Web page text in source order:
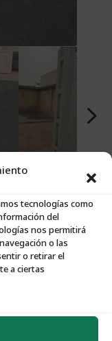
tecnologías como
del
nos permitirá
o las
o retirar el
a ciertas